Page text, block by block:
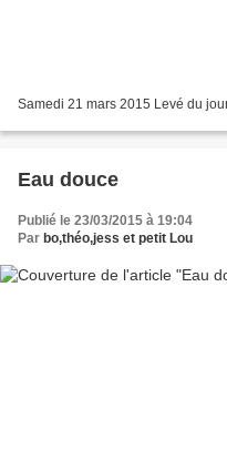
Samedi 21 mars 2015 Levé du
Eau douce
Publié le 23/03/2015 à 19:04
Par bo,théo,jess et petit Lou